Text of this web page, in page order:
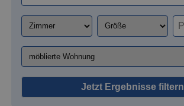
Jetzt Ergebnisse filtern